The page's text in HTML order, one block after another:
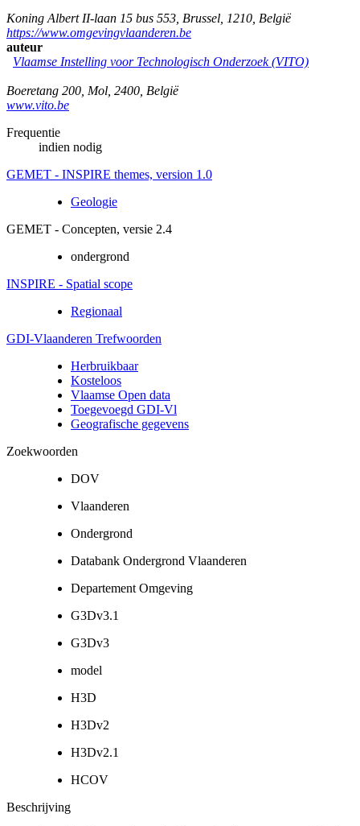
Koning Albert II-laan 15 bus 553 Brussel 1210 België
https://www.omgevingvlaanderen.be
auteur
Vlaamse Instelling voor Technologisch Onderzoek (VITO)
Boeretang 200 Mol 2400 België
www.vito.be
Frequentie
indien nodig
GEMET - INSPIRE themes, version 1.0
Geologie
GEMET - Concepten, versie 2.4
ondergrond
INSPIRE - Spatial scope
Regionaal
GDI-Vlaanderen Trefwoorden
Herbruikbaar
Kosteloos
Vlaamse Open data
Toegevoegd GDI-Vl
Geografische gegevens
Zoekwoorden
DOV
Vlaanderen
Ondergrond
Databank Ondergrond Vlaanderen
Departement Omgeving
G3Dv3.1
G3Dv3
model
H3D
H3Dv2
H3Dv2.1
HCOV
Beschrijving